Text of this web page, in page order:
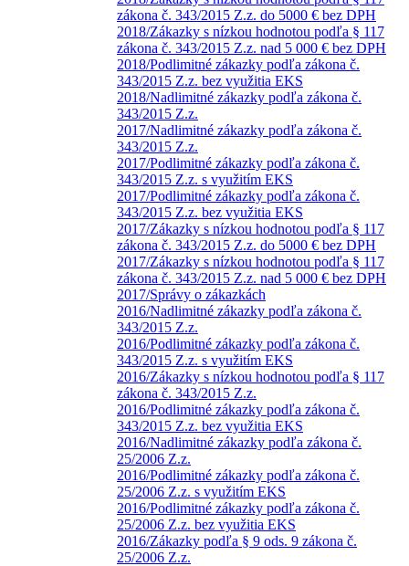
zákona č. 343/2015 Z.z. do 5000 € bez DPH
2018/Zákazky s nízkou hodnotou podľa § 117
zákona č. 343/2015 Z.z. nad 5 000 € bez DPH
2018/Podlimitné zákazky podľa zákona č.
343/2015 Z.z. bez využitia EKS
2018/Nadlimitné zákazky podľa zákona č.
343/2015 Z.z.
2017/Nadlimitné zákazky podľa zákona č.
343/2015 Z.z.
2017/Podlimitné zákazky podľa zákona č.
343/2015 Z.z. s využitím EKS
2017/Podlimitné zákazky podľa zákona č.
343/2015 Z.z. bez využitia EKS
2017/Zákazky s nízkou hodnotou podľa § 117
zákona č. 343/2015 Z.z. do 5000 € bez DPH
2017/Zákazky s nízkou hodnotou podľa § 117
zákona č. 343/2015 Z.z. nad 5 000 € bez DPH
2017/Správy o zákazkách
2016/Nadlimitné zákazky podľa zákona č.
343/2015 Z.z.
2016/Podlimitné zákazky podľa zákona č.
343/2015 Z.z. s využitím EKS
2016/Zákazky s nízkou hodnotou podľa § 117
zákona č. 343/2015 Z.z.
2016/Podlimitné zákazky podľa zákona č.
343/2015 Z.z. bez využitia EKS
2016/Nadlimitné zákazky podľa zákona č.
25/2006 Z.z.
2016/Podlimitné zákazky podľa zákona č.
25/2006 Z.z. s využitím EKS
2016/Podlimitné zákazky podľa zákona č.
25/2006 Z.z. bez využitia EKS
2016/Zákazky podľa § 9 ods. 9 zákona č.
25/2006 Z.z.